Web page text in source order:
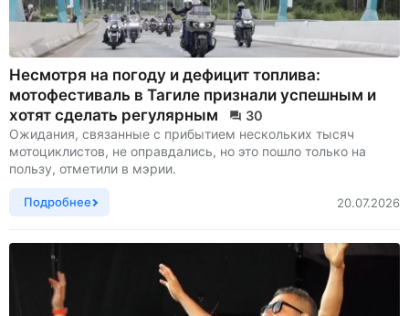
Рассказать новость
Несмотря на погоду и дефицит топлива:
мотофестиваль в Тагиле признали успешным и
хотят сделать регулярным
30
Ожидания, связанные с прибытием нескольких тысяч
мотоциклистов, не оправдались, но это пошло только на
пользу, отметили в мэрии.
Подробнее 20.07.2026